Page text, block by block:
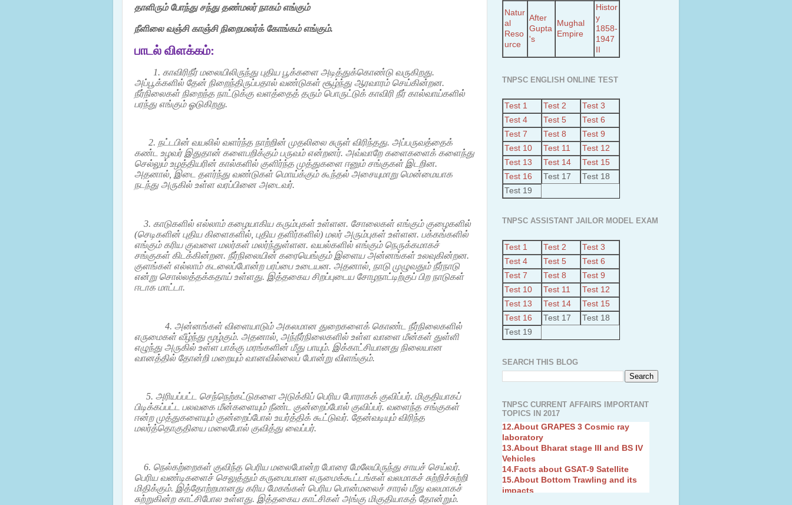
தாளிரும் போந்து சந்து தண்மலர் நாகம் எங்கும்
நீளிலை வஞ்சி காஞ்சி நிறைமலர்க் கோங்கம் எங்கும்.
பாடல் விளக்கம்:
1. காவிரிநீர்மலையிலிருந்து புதிய பூக்களை அடித்துக்கொண்டு வருகிறது.
அப்பூக்களில் தேன் நிறைந்திருப்பதால் வண்டுகள் சூழ்ந்து ஆரவாரம் செய்கின்றன.
நீர்நிலைகள் நிறைந்த நாட்டுக்கு வளத்தைத் தரும் பொருட்டுக் காவிரி நீர் கால்வாய்களில்
பரந்து எங்கும் ஓடுகிறது.
2. நட்டபின் வயலில் வளர்ந்த நாற்றின் முதலிலை சுருள் விரிந்தது. அப்பருவத்தைக்
கண்ட உழவர் இதுதான் களைபறிக்கும் பருவம் என்றனர். அவ்வாறே களைகளைக் களைந்து
செல்லும் உழத்தியரின் கால்களில் குளிர்ந்த முத்துகளை ஈனும் சங்குகள் இடறின.
அதனால், இடை தளர்ந்து வண்டுகள் மொய்க்கும் கூந்தல் அசையுமாறு மென்மையாக
நடந்து அருகில் உள்ள வரப்பினை அடைவர்.
3. காடுகளில் எல்லாம் கழையாகிய கரும்புகள் உள்ளன. சோலைகள் எங்கும் குழைகளில்
(செடிகளின் புதிய கிளைகளில், புதிய தளிர்களில்) மலர் அரும்புகள் உள்ளன. பக்கங்களில்
எங்கும் கரிய குவளை மலர்கள் மலர்ந்துள்ளன. வயல்களில் எங்கும் நெருக்கமாகச்
சங்குகள் கிடக்கின்றன. நீர்நிலையின் கரையெங்கும் இளைய அன்னங்கள் உலவுகின்றன.
குளங்கள் எல்லாம் கடலைப்போன்ற பரப்பை உடையன. அதனால், நாடு முழுவதும் நீர்நாடு
என்று சொல்லத்தக்கதாய் உள்ளது. இத்தகைய சிறப்புடைய சோழநாட்டிற்குப் பிற நாடுகள்
ஈடாக மாட்டா.
4. அன்னங்கள் விளையாடும் அகலமான துறைகளைக் கொண்ட நீர்நிலைகளில்
எருமைகள் வீழ்ந்து மூழ்கும். அதனால், அந்நீர்நிலைகளில் உள்ள வாளை மீன்கள் துள்ளி
எழுந்து அருகில் உள்ள பாக்கு மரங்களின் மீது பாயும். இக்காட்சியானது நிலையான
வானத்தில் தோன்றி மறையும் வானவில்லைப் போன்று விளங்கும்.
5. அரியப்பட்ட செந்நெற்கட்டுகளை அடுக்கிப் பெரிய போராகக் குவிப்பர். மிகுதியாகப்
பிடிக்கப்பட்ட பலவகை மீன்களையும் நீண்ட குன்றைப்போல் குவிப்பர். வளைந்த சங்குகள்
ஈன்ற முத்துகளையும் குன்றைப்போல் உயர்த்திக் கூட்டுவர். தேன்வடியும் விரிந்த
மலர்த்தொகுதியை மலைபோல் குவித்து வைப்பர்.
6. நெல்கற்றைகள் குவிந்த பெரிய மலைபோன்ற போரை மேலேயிருந்து சாயச் செய்வர்.
பெரிய வண்டிகளைச் செலுத்தும் கருமையான எருமைக்கூட்டங்கள் வலமாகச் சுற்றிச்சுற்றி
மிதிக்கும். இத்தோற்றமானது கரிய மேகங்கள் பெரிய பொன்மலைச் சாரல் மீது வலமாகச்
சுற்றுகின்ற காட்சிபோல உள்ளது. இத்தகைய காட்சிகள் அங்கு மிகுதியாகத் தோன்றும்.
Natur
al
Reso
urce
After
Gupta
's
Mughal
Empire
Histor
y
1858-
1947
II
TNPSC ENGLISH ONLINE TEST
Test 1 Test 2
Test 3
Test 4
Test 5
Test 6
Test 7
Test 8
Test 9
Test 10
Test 11
Test 12
Test 13
Test 14
Test 15
Test 16
Test 17
Test 18
Test 19
TNPSC ASSISTANT JAILOR MODEL EXAM
Test 1 Test 2
Test 3
Test 4
Test 5
Test 6
Test 7
Test 8
Test 9
Test 10
Test 11
Test 12
Test 13
Test 14
Test 15
Test 16
Test 17
Test 18
Test 19
SEARCH THIS BLOG
TNPSC CURRENT AFFAIRS IMPORTANT
TOPICS IN 2017
2.India’s largest Floating Solar PV
3.Athikadavu-Avinashi Drrinking
water scheme
4.Advanced Air Defence Supersonic
Interceptor Missile
5.Mission Fingerling to achieve Blue
Revolution
6.BrahMos Extended range Missile
7.New Canyon Found in Andhra
Pradesh
8.Highlights of National Health
9.Cheyyur ultra mega power project
10.About Tamil Nadu and UDAY
Scheme
project at Theni
12.About GRAPES 3 Cosmic ray
laboratory
13.About Bharat stage III and BS IV
Vehicles
14.Facts about GSAT-9 Satellite
15.About Bottom Trawling and its
impacts